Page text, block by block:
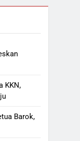
KKN,
Barok,